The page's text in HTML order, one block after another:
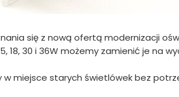
się z nową ofertą modernizacji
18, 30 i 36W możemy zamienić je na
miejsce starych świetlówek bez